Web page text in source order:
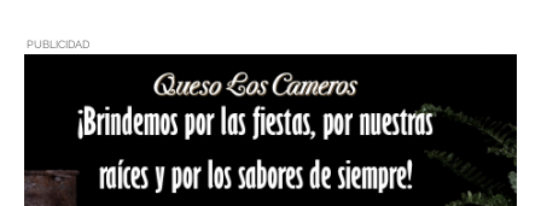
PUBLICIDAD